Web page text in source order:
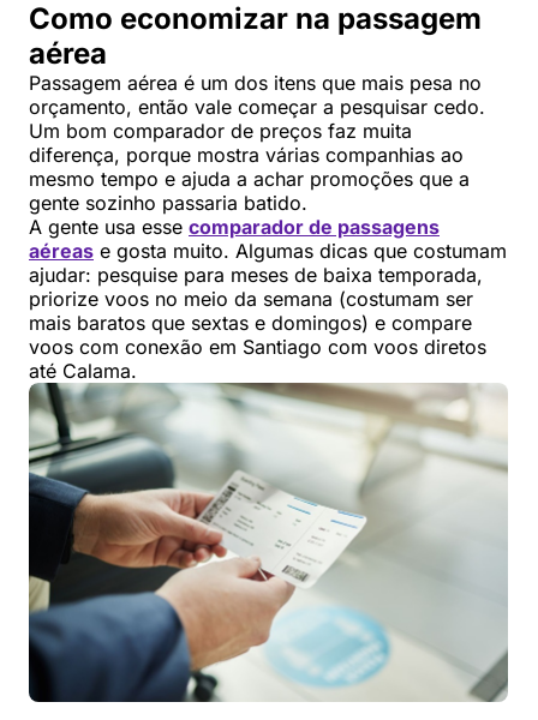
Como economizar na passagem
aérea
Passagem aérea é um dos itens que mais pesa no
orçamento, então vale começar a pesquisar cedo.
Um bom comparador de preços faz muita
diferença, porque mostra várias companhias ao
mesmo tempo e ajuda a achar promoções que a
gente sozinho passaria batido.
A gente usa esse comparador de passagens
aéreas e gosta muito. Algumas dicas que costumam
ajudar: pesquise para meses de baixa temporada,
priorize voos no meio da semana (costumam ser
mais baratos que sextas e domingos) e compare
voos com conexão em Santiago com voos diretos
até Calama.